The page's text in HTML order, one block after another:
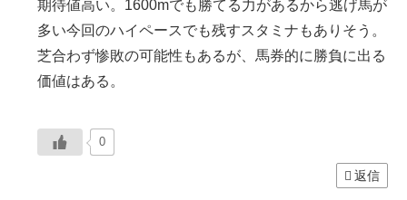
期待値高い。1600mでも勝てる力があるから逃げ馬が
多い今回のハイペースでも残すスタミナもありそう。
芝合わず惨敗の可能性もあるが、馬券的に勝負に出る
価値はある。
0
返信